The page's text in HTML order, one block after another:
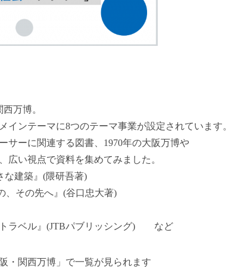
万博。
インテーマに8つのテーマ事業が設定されています。
サーに関連する図書、1970年の大阪万博や
広い視点で資料を集めてみました。
建築』(隈研吾著)
その先へ』(谷口忠大著)
ラベル』(JTBパブリッシング) など
・関西万博」で一覧が見られます